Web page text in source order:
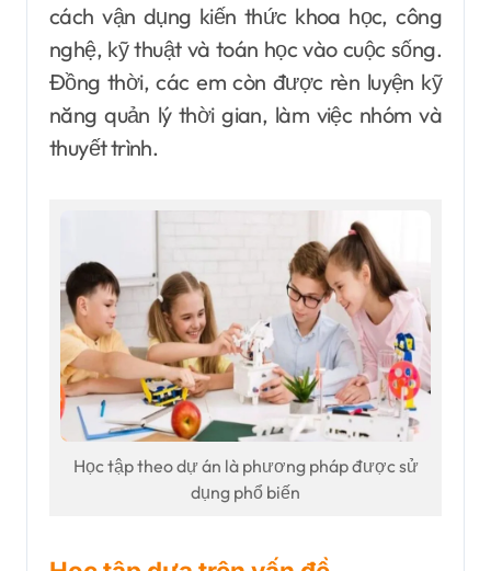
cách vận dụng kiến thức khoa học, công
nghệ, kỹ thuật và toán học vào cuộc sống.
Đồng thời, các em còn được rèn luyện kỹ
năng quản lý thời gian, làm việc nhóm và
thuyết trình.
Học tập theo dự án là phương pháp được sử
dụng phổ biến